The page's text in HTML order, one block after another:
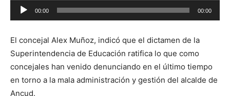
Reproductor
de
00:00 00:00
El concejal Alex Muñoz, indicó que el dictamen de la
Superintendencia de Educación ratifica lo que como
concejales han venido denunciando en el último tiempo
en torno a la mala administración y gestión del alcalde de
Ancud.